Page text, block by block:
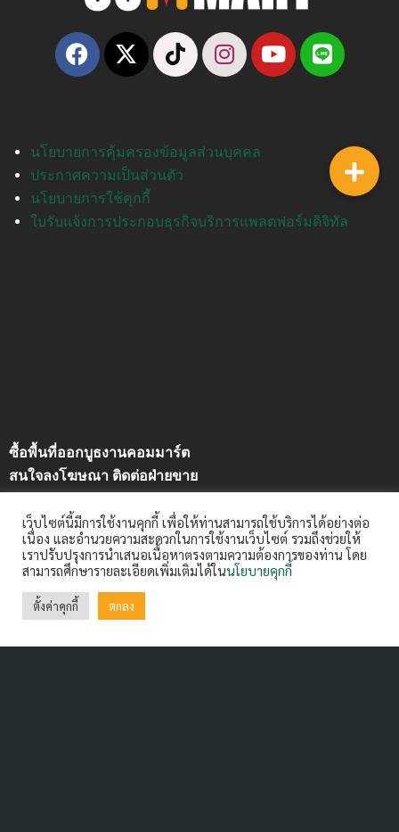
นโยบายการคุ้มครองข้อมูลส่วนบุคคล
ประกาศความเป็นส่วนตัว
นโยบายการใช้คุกกี้
ใบรับแจ้งการประกอบธุรกิจบริการแพลตฟอร์มดิจิทัล
ซื้อพื้นที่ออกบูธงานคอมมาร์ต
สนใจลงโฆษณา ติดต่อฝ่ายขาย
คุณวันวิสาข์ คำหอมรื่น (แนน)
08-1668-2221 email : wanvisak@arip.co.th
ฝากข่าวประชาสัมพันธ์
Contact us:ctm@arip.co.th
เว็บไซต์นี้มีการใช้งานคุกกี้ เพื่อให้ท่านสามารถใช้บริการได้อย่างต่อ
เนื่อง และอำนวยความสะดวกในการใช้งานเว็บไซต์ รวมถึงช่วยให้
เราปรับปรุงการนำเสนอเนื้อหาตรงตามความต้องการของท่าน โดย
สามารถศึกษารายละเอียดเพิ่มเติมได้ในนโยบายคุกกี้
ตั้งค่าคุกกี้ ตกลง